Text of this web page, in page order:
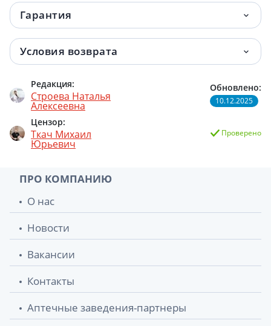
Гарантия
Условия возврата
Редакция:
Строева Наталья
Алексеевна
Цензор:
Ткач Михаил
Юрьевич
Обновлено:
10.12.2025
Проверено
ПРО КОМПАНИЮ
О нас
Новости
Вакансии
Контакты
Аптечные заведения-партнеры